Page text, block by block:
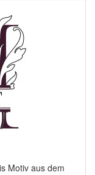
Motiv aus dem